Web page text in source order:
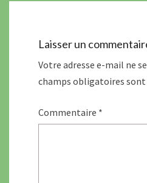
Laisser un
Votre adresse e-mail ne
champs obligatoires sont
Commentaire *